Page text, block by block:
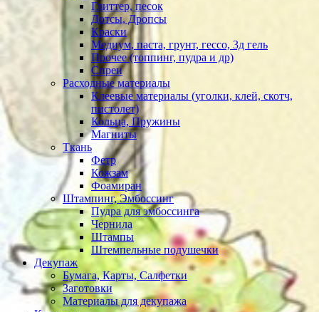
Глиттер, песок
Дотсы, Дропсы
Краски
Медиум, паста, грунт, гессо, 3д гель
Прочее (топпинг, пудра и др)
Спреи
Расходные материалы
Клеевые материалы (уголки, клей, скотч,
пистолет)
Кольца, Пружины
Магниты
Ткань
Фетр
Кожзам
Фоамиран
Штампинг, Эмбоссинг
Пудра для эмбоссинга
Чернила
Штампы
Штемпельные подушечки
Декупаж
Бумага, Карты, Салфетки
Заготовки
Материалы для декупажа